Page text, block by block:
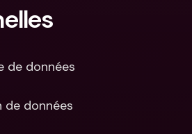
de données
données